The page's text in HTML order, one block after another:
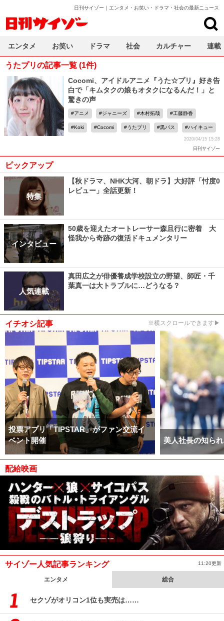
日刊サイゾー｜エンタメ・お笑い・ドラマ・社会の最新ニュース
うたプリの記事一覧 (1件)
Cocomi、アイドルアニメ『うた☆プリ』好き告
白で「キムタクの娘もオタクになるんだ！」と
驚きの声
アニメ ジャニーズ 木村拓哉 工藤静香
Koki Cocomi うたプリ 黒バス ハイキュー
2020/04/15 15:28
日刊サイゾー
ピックアップ
特集
【秋ドラマ、NHK大河、朝ドラ】大好評「忖度0
レビュー」全話更新！
インタビュー
50歳を迎えたオートレーサー森且行に密着 大
怪我から奇跡の復活ドキュメンタリー
人気連載
真田広之が俳優養成学校設立の野望、師匠・千
葉真一は大トラブルに…どうなる？
イチオシ記事 ※横スクロールできます▶
投票アプリ「TIPSTAR」がファン交流イ
ベント開催
美人社長の知ら
配給映画
サイゾー人気記事ランキング 11:20更新
エンタメ 総合
セクゾがオリコン1位も実売は……
エンタメ お笑い ドラマ 社会 カルチャー 連載